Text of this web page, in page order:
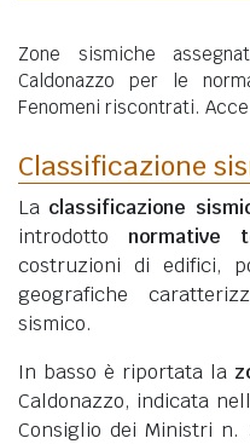
Zone sismiche
Caldonazzo per le
Fenomeni riscontrati.
Classificazione
La classificazione
introdotto normative
costruzioni di edifici,
geografiche
sismico.
In basso è riportata la
Caldonazzo, indicata
Consiglio dei Ministri n.